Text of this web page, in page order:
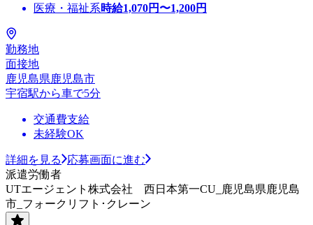
医療・福祉系時給1,070円〜1,200円
勤務地
面接地
鹿児島県鹿児島市
宇宿駅から車で5分
交通費支給
未経験OK
詳細を見る
応募画面に進む
派遣労働者
UTエージェント株式会社 西日本第一CU_鹿児島県鹿児島
市_フォークリフト･クレーン